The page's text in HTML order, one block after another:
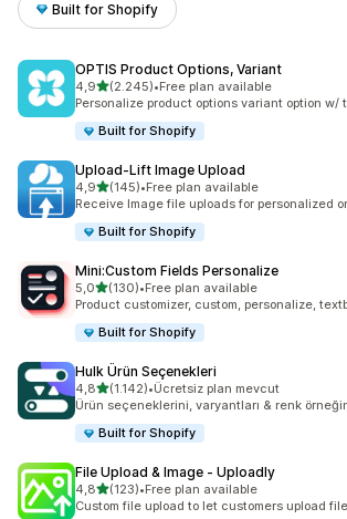
Built for Shopify
OPTIS Product Options, Variant
4,95 yıldız üzerinden
(2.245)
toplam 2245 değerlendirme
•Free plan available
Personalize product options variant option w/
Built for Shopify
Upload‑Lift Image Upload
4,95 yıldız üzerinden
(145)
toplam 145 değerlendirme
•Free plan available
Receive Image file uploads for personalized
Built for Shopify
Mini:Custom Fields Personalize
5,05 yıldız üzerinden
(130)
toplam 130 değerlendirme
•Free plan available
Product customizer, custom, personalize,
Built for Shopify
Hulk Ürün Seçenekleri
4,85 yıldız üzerinden
(1.142)
toplam 1142 değerlendirme
•Ücretsiz plan mevcut
Ürün seçeneklerini, varyantları & renk
Built for Shopify
File Upload & Image ‑ Uploadly
4,85 yıldız üzerinden
(123)
toplam 123 değerlendirme
•Free plan available
Custom file upload to let customers upload